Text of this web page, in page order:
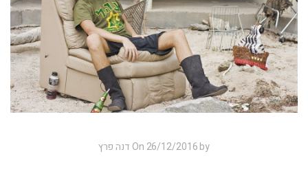
On 26/12/2016 by דנה פרץ